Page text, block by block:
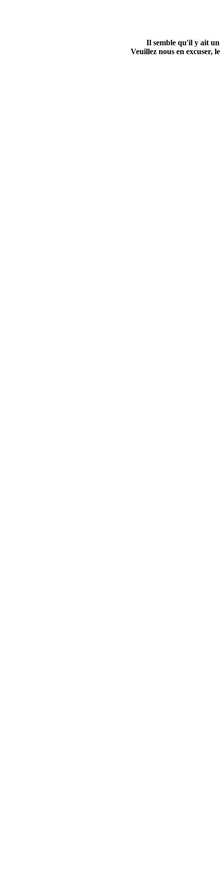
Il semble qu'il y ait
Veuillez nous en excuser,